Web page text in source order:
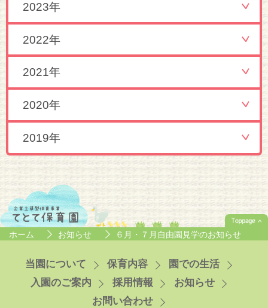
2023年
2022年
2021年
2020年
2019年
ホーム お知らせ ６月・７月自由園見学のお知らせ
当園について 保育内容
園での生活
入園のご案内
採用情報
お知らせ
お問い合わせ